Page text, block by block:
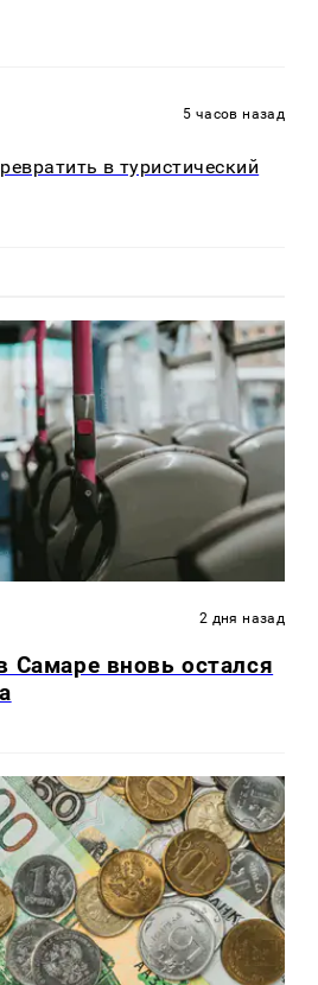
5 часов назад
в туристический
2 дня назад
вновь остался